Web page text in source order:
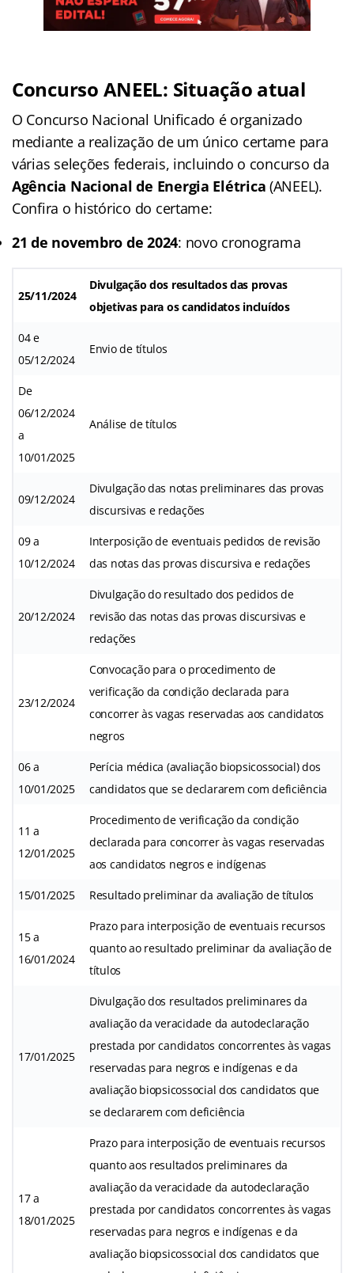
Concurso ANEEL: Situação atual
O Concurso Nacional Unificado é organizado
mediante a realização de um único certame para
várias seleções federais, incluindo o concurso da
Agência Nacional de Energia Elétrica(ANEEL).
Confira o histórico do certame:
21 de novembro de 2024: novo cronograma
25/11/2024
Divulgação dos resultados das provas
objetivas para os candidatos incluídos
04 e
05/12/2024
Envio de títulos
De
06/12/2024
a
10/01/2025
Análise de títulos
09/12/2024
Divulgação das notas preliminares das provas
discursivas e redações
09 a
10/12/2024
Interposição de eventuais pedidos de revisão
das notas das provas discursiva e redações
20/12/2024
Divulgação do resultado dos pedidos de
revisão das notas das provas discursivas e
redações
23/12/2024
Convocação para o procedimento de
verificação da condição declarada para
concorrer às vagas reservadas aos candidatos
negros
06 a
10/01/2025
Perícia médica (avaliação biopsicossocial) dos
candidatos que se declararem com deficiência
11 a
12/01/2025
Procedimento de verificação da condição
declarada para concorrer às vagas reservadas
aos candidatos negros e indígenas
15/01/2025 Resultado preliminar da avaliação de títulos
15 a
16/01/2024
Prazo para interposição de eventuais recursos
quanto ao resultado preliminar da avaliação de
títulos
17/01/2025
Divulgação dos resultados preliminares da
avaliação da veracidade da autodeclaração
prestada por candidatos concorrentes às vagas
reservadas para negros e indígenas e da
avaliação biopsicossocial dos candidatos que
se declararem com deficiência
17 a
18/01/2025
Prazo para interposição de eventuais recursos
quanto aos resultados preliminares da
avaliação da veracidade da autodeclaração
prestada por candidatos concorrentes às vagas
reservadas para negros e indígenas e da
avaliação biopsicossocial dos candidatos que